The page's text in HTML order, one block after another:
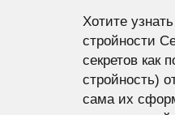
Хотите
стройности
секретов как
стройность)
сама их